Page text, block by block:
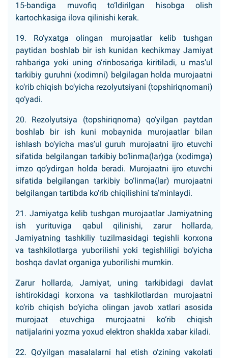
15-bandiga muvofiq to‘ldirilgan hisobga olish
kartochkasiga ilova qilinishi kerak.
19. Ro‘yxatga olingan murojaatlar kelib tushgan
paytidan boshlab bir ish kunidan kechikmay Jamiyat
rahbariga yoki uning o‘rinbosariga kiritiladi, u mas’ul
tarkibiy guruhni (xodimni) belgilagan holda murojaatni
ko‘rib chiqish bo‘yicha rezolyutsiyani (topshiriqnomani)
qo‘yadi.
20. Rezolyutsiya (topshiriqnoma) qo‘yilgan paytdan
boshlab bir ish kuni mobaynida murojaatlar bilan
ishlash bo‘yicha mas’ul guruh murojaatni ijro etuvchi
sifatida belgilangan tarkibiy bo‘linma(lar)ga (xodimga)
imzo qo‘ydirgan holda beradi. Murojaatni ijro etuvchi
sifatida belgilangan tarkibiy bo‘linma(lar) murojaatni
belgilangan tartibda ko‘rib chiqilishini ta’minlaydi.
21. Jamiyatga kelib tushgan murojaatlar Jamiyatning
ish yurituviga qabul qilinishi, zarur hollarda,
Jamiyatning tashkiliy tuzilmasidagi tegishli korxona
va tashkilotlarga yuborilishi yoki tegishliligi bo‘yicha
boshqa davlat organiga yuborilishi mumkin.
Zarur hollarda, Jamiyat, uning tarkibidagi davlat
ishtirokidagi korxona va tashkilotlardan murojaatni
ko‘rib chiqish bo‘yicha olingan javob xatlari asosida
murojaat etuvchiga murojaatni ko‘rib chiqish
natijalarini yozma yoxud elektron shaklda xabar kiladi.
22. Qo‘yilgan masalalarni hal etish o‘zining vakolati